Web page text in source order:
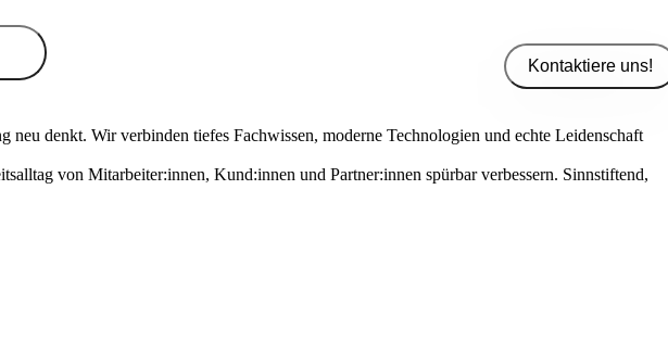
Kontaktiere uns!
denkt. Wir verbinden tiefes Fachwissen, moderne Technologien und echte Leidenschaft
von Mitarbeiter:innen, Kund:innen und Partner:innen spürbar verbessern. Sinnstiftend,